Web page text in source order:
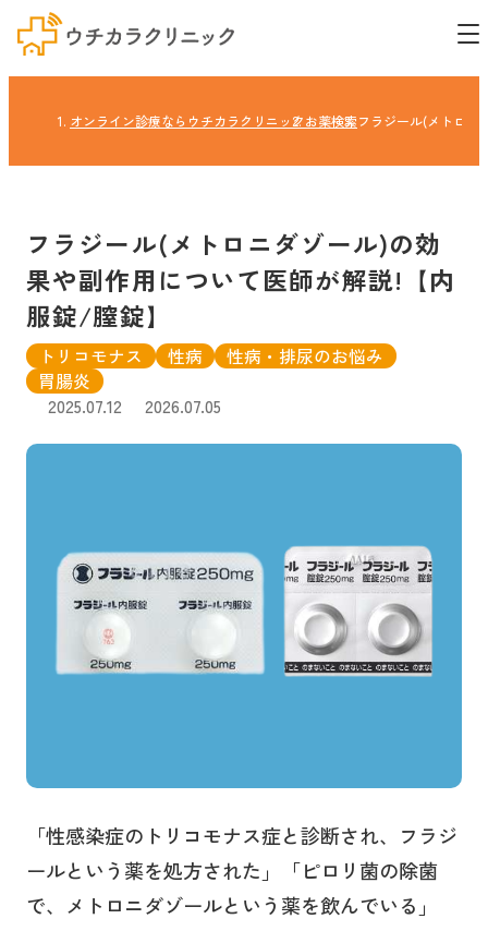
オンライン診療ならウチカラクリニックお薬検索フラジール(メトロニ
フラジール(メトロニダゾール)の効
果や副作用について医師が解説!【内
服錠/膣錠】
トリコモナス 性病
性病・排尿のお悩み
胃腸炎
2025.07.12
2026.07.05
「性感染症のトリコモナス症と診断され、フラジ
ールという薬を処方された」「ピロリ菌の除菌
で、メトロニダゾールという薬を飲んでいる」